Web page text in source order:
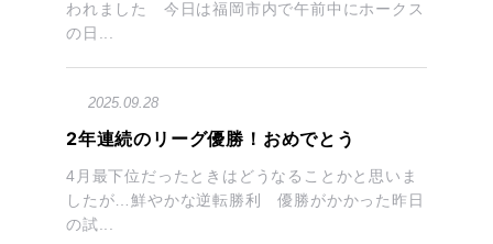
われました 今日は福岡市内で午前中にホークス
の日...
2025.09.28
2年連続のリーグ優勝！おめでとう
4月最下位だったときはどうなることかと思いま
したが…鮮やかな逆転勝利 優勝がかかった昨日
の試...